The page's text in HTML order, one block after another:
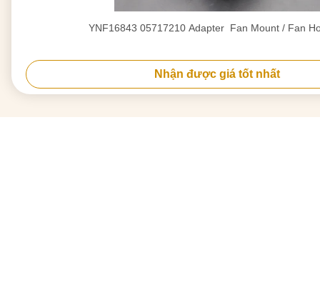
YNF16843 05717210 Adapter ️ Fan Mount / Fan
Nhận được giá tốt nhất